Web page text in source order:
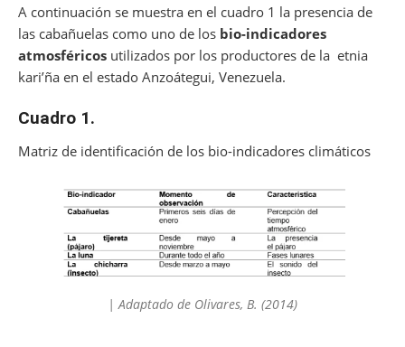
A continuación se muestra en el cuadro 1 la presencia de
las cabañuelas como uno de los bio-indicadores
atmosféricos utilizados por los productores de la etnia
kari’ña en el estado Anzoátegui, Venezuela.
Cuadro 1.
Matriz de identificación de los bio-indicadores climáticos
| Adaptado de Olivares, B. (2014)